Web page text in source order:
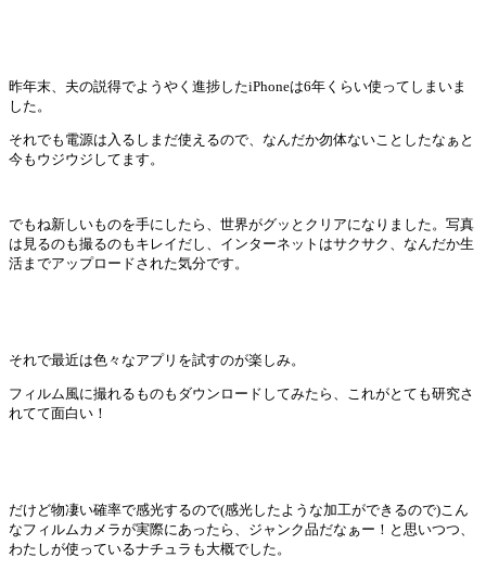
昨年末、夫の説得でようやく進捗したiPhoneは6年くらい使 ってしまいま
した。
それでも電源は入るしまだ使えるので、 なんだか勿体ないことしたなぁと
今もウジウジしてます。
でもね新しいものを手にしたら、世界がグッとクリアになりました。 写真
は見るのも撮るのもキレイだし、インターネットはサクサク、 なんだか生
活までアップロードされた気分です。
それで最近は色々なアプリを試すのが楽しみ。
フィルム風に撮れるものもダウンロードしてみたら、 これがとても研究さ
れてて面白い！
だけど物凄い確率で感光するので(感光したような加工ができるので)こん
なフィルムカメラが実際にあったら、ジャンク品だなぁー！ と思いつつ、
わたしが使っているナチュラも大概でした。